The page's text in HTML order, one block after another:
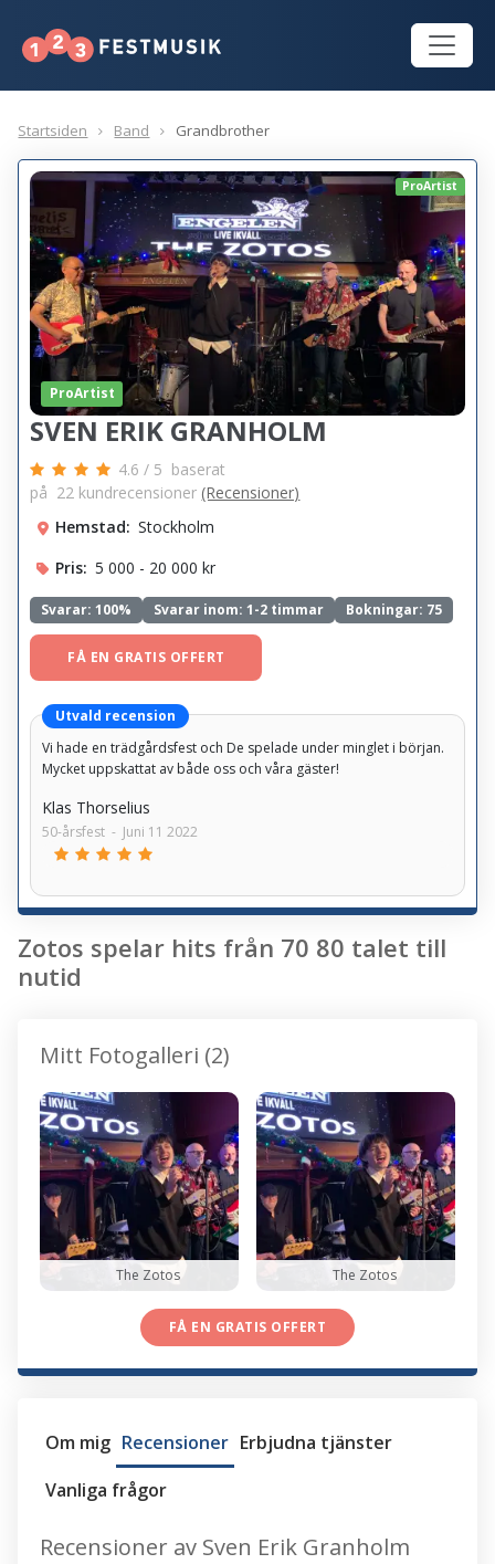
Startsiden Band Grandbrother
ProArtist
SVEN ERIK GRANHOLM
ProArtist
4.6 / 5 baserat
på 22 kundrecensioner (Recensioner)
Hemstad: Stockholm
Pris: 5 000 - 20 000 kr
Svarar:100% Svarar inom: 1-2 timmar Bokningar: 75
FÅ EN GRATIS OFFERT
Utvald recension
Vi hade en trädgårdsfest och De spelade under minglet i början.
Mycket uppskattat av både oss och våra gäster!
Klas Thorselius
50-årsfest - Juni 11 2022
Zotos spelar hits från 70 80 talet till
nutid
Mitt Fotogalleri (2)
The Zotos The Zotos
FÅ EN GRATIS OFFERT
Om mig Recensioner Erbjudna tjänster
Vanliga frågor
Recensioner av Sven Erik Granholm